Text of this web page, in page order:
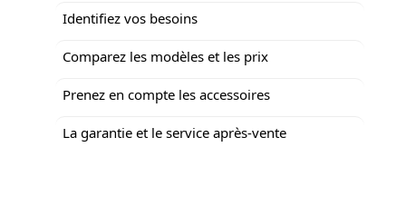
Identifiez vos besoins
Comparez les modèles et les prix
Prenez en compte les accessoires
La garantie et le service après-vente